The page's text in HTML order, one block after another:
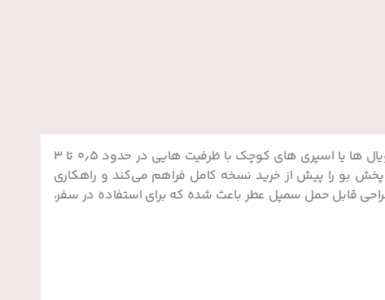
نمونه‌ کم‌ حجمی از رایحه‌های اصلی است که معمولا در ویال‌ ها یا اسپری‌ های کوچک با ظرفیت‌ هایی در حدود ۰٫۵ تا ۳
پخش بو را پیش از خرید نسخه کامل فراهم می‌کند و راهکاری
قابل حمل سمپل عطر باعث شده که برای استفاده در سفر،